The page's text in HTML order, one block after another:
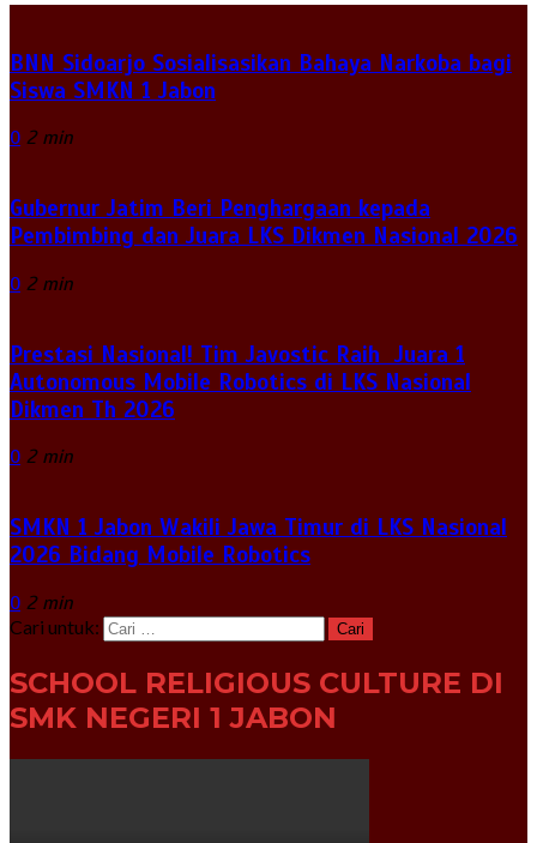
BNN Sidoarjo Sosialisasikan Bahaya Narkoba bagi
Siswa SMKN 1 Jabon
0 2 min
Gubernur Jatim Beri Penghargaan kepada
Pembimbing dan Juara LKS Dikmen Nasional 2026
0 2 min
Prestasi Nasional! Tim Javostic Raih Juara 1
Autonomous Mobile Robotics di LKS Nasional
Dikmen Th 2026
0 2 min
SMKN 1 Jabon Wakili Jawa Timur di LKS Nasional
2026 Bidang Mobile Robotics
0 2 min
Cari untuk:
SCHOOL RELIGIOUS CULTURE DI
SMK NEGERI 1 JABON